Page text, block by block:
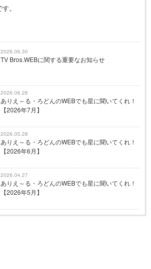
。
2026.06.30
TV Bros.WEBに関する重要なお知らせ
2026.06.26
ありえ～る・ろどんのWEBでも星に聞いてくれ！
【2026年7月】
2026.05.28
ありえ～る・ろどんのWEBでも星に聞いてくれ！
【2026年6月】
2026.04.27
ありえ～る・ろどんのWEBでも星に聞いてくれ！
【2026年5月】